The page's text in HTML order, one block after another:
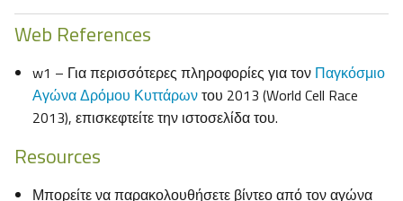
Web References
w1 – Για περισσότερες πληροφορίες για τον Παγκόσμιο
Αγώνα Δρόμου Κυττάρωντου 2013 (World Cell Race
2013), επισκεφτείτε την ιστοσελίδα του.
Resources
Μπορείτε να παρακολουθήσετε βίντεο από τον αγώνα